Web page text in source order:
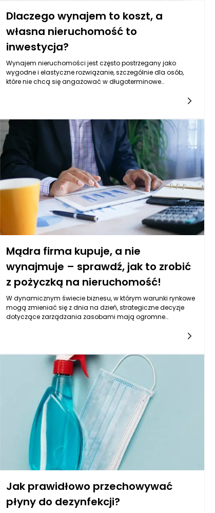
Dlaczego wynajem to koszt, a
własna nieruchomość to
inwestycja?
Wynajem nieruchomości jest często postrzegany jako
wygodne i elastyczne rozwiązanie, szczególnie dla osób,
które nie chcą się angażować w długoterminowe
idealna opcja dla wielu, w rzeczywistości niesie on za sobą
wynajem, fundujemy nie tylko komfort życia na danym
etapie, ale także przekazujemy pieniądze na rzecz właściciela
nieruchomości, nie zyskując nic w zamian. O ile przez pewien
czas możemy cieszyć się chwilową swobodą, nasze
nakłady finansowe biorą w końcu górę nad korzyściami.
Ponadto, wynajem wiąże się z brakiem stabilności, ponieważ
każdy moment może przynieść decyzję właściciela o
podniesieniu czynszu lub zakończeniu umowy. W
przeciwieństwie do tego, posiadanie własnej nieruchomości
to nie tylko gwarancja stabilności, ale i możliwość budowy
aktywów, które w dłuższej perspektywie mogą przynieść
znaczne zyski.
Mądra firma kupuje, a nie
wynajmuje – sprawdź, jak to zrobić
z pożyczką na nieruchomość!
W dynamicznym świecie biznesu, w którym warunki rynkowe
mogą zmieniać się z dnia na dzień, strategiczne decyzje
dotyczące zarządzania zasobami mają ogromne
zakupowi, traktując go jako długoterminową inwestycję.
Posiadanie nieruchomości oznacza nie tylko możliwość
budowania kapitału, ale również zabezpieczenie przed
nieprzewidywalnymi zmianami cen najmu. Co więcej,
nieruchomość staje się trwałym składnikiem majątku,
wpływającym pozytywnie na bilans firmy i jej zdolność
kredytową. W przeciwieństwie do wynajmu, który generuje
stałe koszty operacyjne bez wartości dodanej, zakup otwiera
drogę do realnych oszczędności. W wielu przypadkach, rata
kredytu czy pożyczki może być niższa niż miesięczny czynsz,
co czyni zakup nieruchomości bardziej opłacalnym
rozwiązaniem. Dzięki dobrze zaplanowanej pożyczce na
zakup nieruchomości dla firm, inwestycja ta staje się
Jak prawidłowo przechowywać
płyny do dezynfekcji?